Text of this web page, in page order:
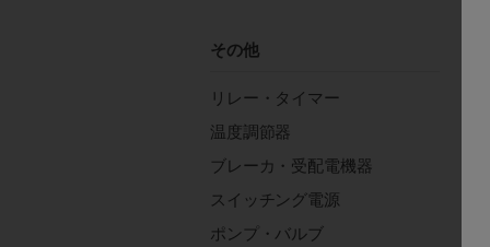
その他
リレー・タイマー
温度調節器
ブレーカ・受配電機器
スイッチング電源
ポンプ・バルブ